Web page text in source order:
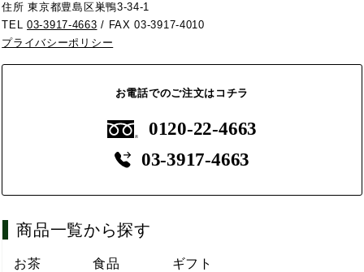
住所 東京都豊島区巣鴨3-34-1
TEL03-3917-4663 / FAX 03-3917-4010
プライバシーポリシー
お電話でのご注文はコチラ
0120-22-4663
03-3917-4663
商品一覧から探す
お茶 食品 ギフト